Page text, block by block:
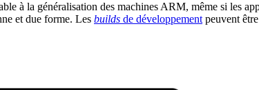
à la généralisation des machines ARM, même si les
et due forme. Les builds de développement peuvent